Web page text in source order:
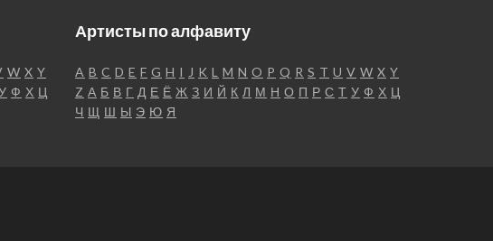
W X Y
Ф Х Ц
Артисты по алфавиту
A B C D E F G H I J K L M N O P Q R S T U V W X Y
Z А Б В Г Д Е Ё Ж З И Й К Л М Н О П Р С Т У Ф Х Ц
Ч Щ Ш Ы Э Ю Я